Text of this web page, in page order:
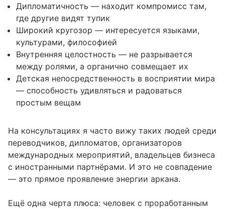
Дипломатичность — находит компромисс там,
где другие видят тупик
Широкий кругозор — интересуется языками,
культурами, философией
Внутренняя целостность — не разрывается
между ролями, а органично совмещает их
Детская непосредственность в восприятии мира
— способность удивляться и радоваться
простым вещам
На консультациях я часто вижу таких людей среди
переводчиков, дипломатов, организаторов
международных мероприятий, владельцев бизнеса
с иностранными партнёрами. И это не совпадение
— это прямое проявление энергии аркана.
Ещё одна черта плюса: человек с проработанным